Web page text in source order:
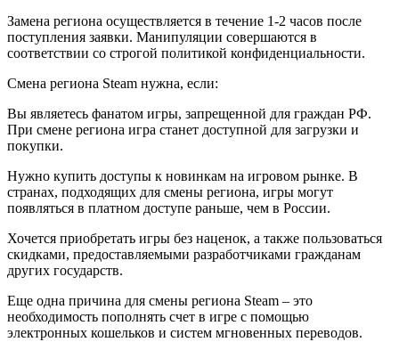
Замена региона осуществляется в течение 1-2 часов после
поступления заявки. Манипуляции совершаются в
соответствии со строгой политикой конфиденциальности.
Смена региона Steam нужна, если:
Вы являетесь фанатом игры, запрещенной для граждан РФ.
При смене региона игра станет доступной для загрузки и
покупки.
Нужно купить доступы к новинкам на игровом рынке. В
странах, подходящих для смены региона, игры могут
появляться в платном доступе раньше, чем в России.
Хочется приобретать игры без наценок, а также пользоваться
скидками, предоставляемыми разработчиками гражданам
других государств.
Еще одна причина для смены региона Steam – это
необходимость пополнять счет в игре с помощью
электронных кошельков и систем мгновенных переводов.